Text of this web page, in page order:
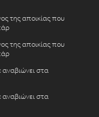
της αποικίας που
της αποικίας που
αναβιώνει στα
αναβιώνει στα